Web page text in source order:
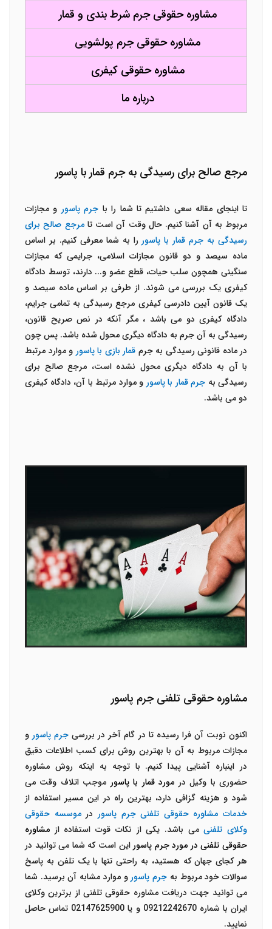
مشاوره حقوقی جرم شرط بندی و قمار
مشاوره حقوقی جرم پولشویی
مشاوره حقوقی کیفری
درباره ما
مرجع صالح برای رسیدگی به جرم قمار با پاسور
تا اینجای مقاله سعی داشتیم تا شما را با جرم پاسور و مجازات
مربوط به آن آشنا کنیم. حال وقت آن است تامرجع صالح برای
رسیدگی به جرم قمار با پاسوررا به شما معرفی کنیم. بر اساس
ماده سیصد و دو قانون مجازات اسلامی، جرایمی که مجازات
سنگینی همچون سلب حیات، قطع عضو و... دارند، توسط دادگاه
کیفری یک بررسی می شوند. از طرفی بر اساس ماده سیصد و
یک قانون آیین دادرسی کیفری مرجع رسیدگی به تمامی جرایم،
دادگاه کیفری دو می باشد ، مگر آنکه در نص صریح قانون،
رسیدگی به آن جرم به دادگاه دیگری محول شده باشد. پس چون
در ماده قانونی رسیدگی به جرم قمار بازی با پاسور و موارد مرتبط
با آن به دادگاه دیگری محول نشده است، مرجع صالح برای
رسیدگی به جرم قمار با پاسور و موارد مرتبط با آن، دادگاه کیفری
دو می باشد.
مشاوره حقوقی تلفنی جرم پاسور
اکنون نوبت آن فرا رسیده تا در گام آخر در بررسی جرم پاسور و
مجازات مربوط به آن با بهترین روش برای کسب اطلاعات دقیق
در اینباره آشنایی پیدا کنیم. با توجه به اینکه روش مشاوره
حضوری با وکیل در مورد قمار با پاسور موجب اتلاف وقت می
شود و هزینه گزافی دارد، بهترین راه در این مسیر استفاده از
خدمات مشاوره حقوقی تلفنی جرم پاسور درموسسه حقوقی
وکلای تلفنیمی باشد. یکی از نکات قوت استفاده از مشاوره
حقوقی تلفنی در مورد جرم پاسوراین است که شما می توانید در
هر کجای جهان که هستید، به راحتی تنها با یک تلفن به پاسخ
سوالات خود مربوط به جرم پاسور و موارد مشابه آن برسید. شما
می توانید جهت دریافت مشاوره حقوقی تلفنی از برترین وکلای
ایران با شماره 09212242670 و یا 02147625900 تماس حاصل
نمایید.